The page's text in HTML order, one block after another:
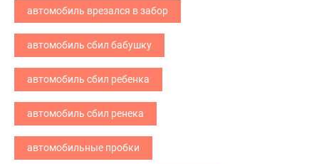
автомобиль врезался в забор
автомобиль сбил бабушку
автомобиль сбил ребенка
автомобиль сбил ренека
автомобильные пробки